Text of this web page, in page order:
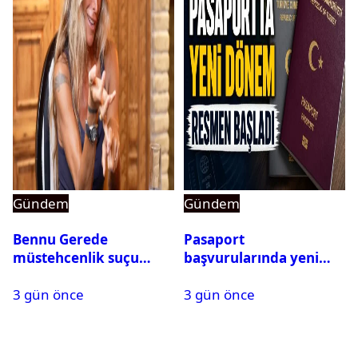
Gündem
Bennu Gerede
müstehcenlik suçu
alındı
3 gün önce
Gündem
Pasaport
başvurularında yeni
3 gün önce